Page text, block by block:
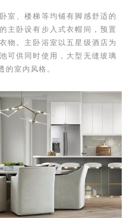
室、楼梯等均铺有脚感舒适的
主卧设有步入式衣帽间，预置
物。主卧浴室以五星级酒店为
可供同时使用，大型无缝玻璃
的室内风格。